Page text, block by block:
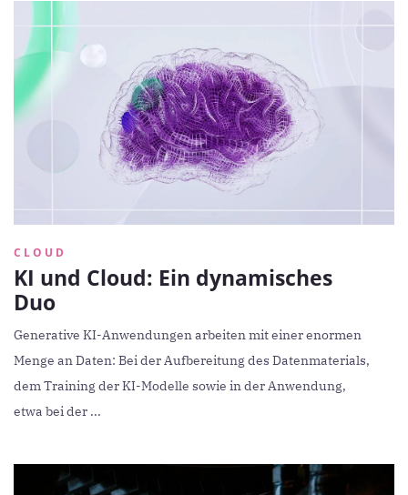
CLOUD
KI und Cloud: Ein dynamisches
Duo
Generative KI-Anwendungen arbeiten mit einer enormen
Menge an Daten: Bei der Aufbereitung des Datenmaterials,
dem Training der KI-Modelle sowie in der Anwendung,
etwa bei der ...